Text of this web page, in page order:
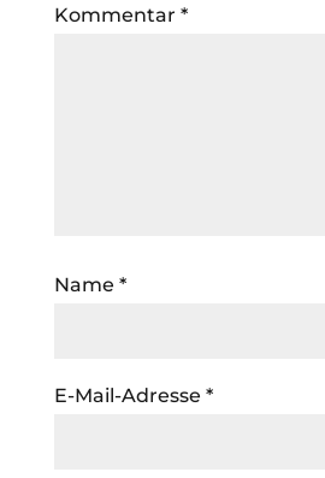
Kommentar *
Name *
E-Mail-Adresse *